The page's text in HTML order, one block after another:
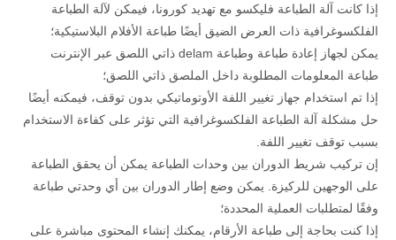
إذا كانت آلة الطباعة فليكسو مع تهديد كورونا، فيمكن لآلة الطباعة
الفلكسوغرافية ذات العرض الضيق أيضًا طباعة الأفلام البلاستيكية؛
يمكن لجهاز إعادة طباعة وطباعة delam ذاتي اللصق عبر الإنترنت
طباعة المعلومات المطلوبة داخل الملصق ذاتي اللصق؛
إذا تم استخدام جهاز تغيير اللفة الأوتوماتيكي بدون توقف، فيمكنه أيضًا
حل مشكلة آلة الطباعة الفلكسوغرافية التي تؤثر على كفاءة الاستخدام
بسبب توقف تغيير اللفة.
إن تركيب شريط الدوران بين وحدات الطباعة يمكن أن يحقق الطباعة
على الوجهين للركيزة. يمكن وضع إطار الدوران بين أي وحدتي طباعة
وفقًا لمتطلبات العملية المحددة؛
إذا كنت بحاجة إلى طباعة الأرقام، يمكنك إنشاء المحتوى مباشرة على